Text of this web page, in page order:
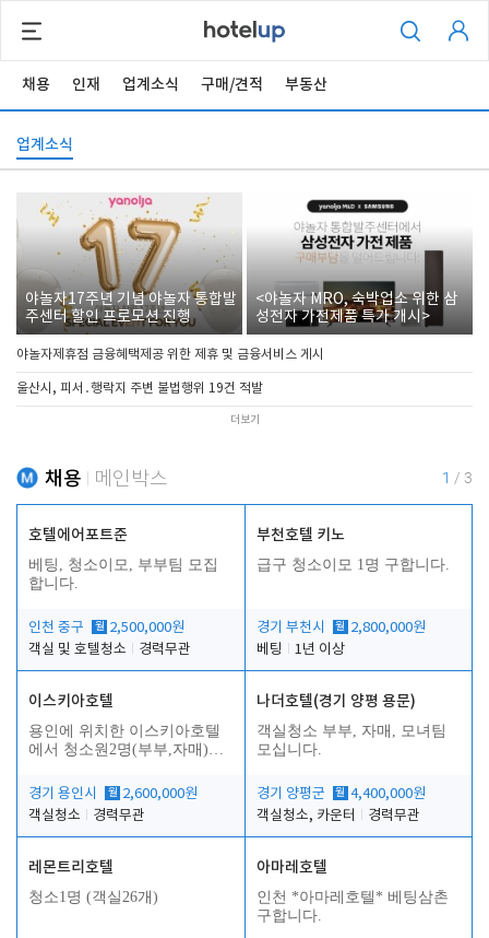
채용 인재 업계소식 구매/견적 부동산
업계소식
야놀자17주년 기념 야놀자 통합발
주센터 할인 프로모션 진행
<야놀자 MRO, 숙박업소 위한 삼
성전자 가전제품 특가 개시>
야놀자제휴점 금융혜택제공 위한 제휴 및 금융서비스 게시
울산시, 피서․행락지 주변 불법행위 19건 적발
더보기
채용 메인박스 1 / 3
호텔에어포트준
베팅, 청소이모, 부부팀 모집
합니다.
인천 중구 월 2,500,000원
객실 및 호텔청소
경력무관
부천호텔 키노
급구 청소이모 1명 구합니다.
경기 부천시 월 2,800,000원
베팅
1년 이상
이스키아호텔
용인에 위치한 이스키아호텔
에서 청소원2명(부부,자매)을
경기 용인시
월 2,600,000원
객실청소
경력무관
나더호텔(경기 양평 용문)
객실청소 부부, 자매, 모녀팀
모십니다.
경기 양평군 월 4,400,000원
객실청소, 카운터
경력무관
레몬트리호텔
청소1명 (객실26개)
아마레호텔
인천 *아마레호텔* 베팅삼촌
구합니다.